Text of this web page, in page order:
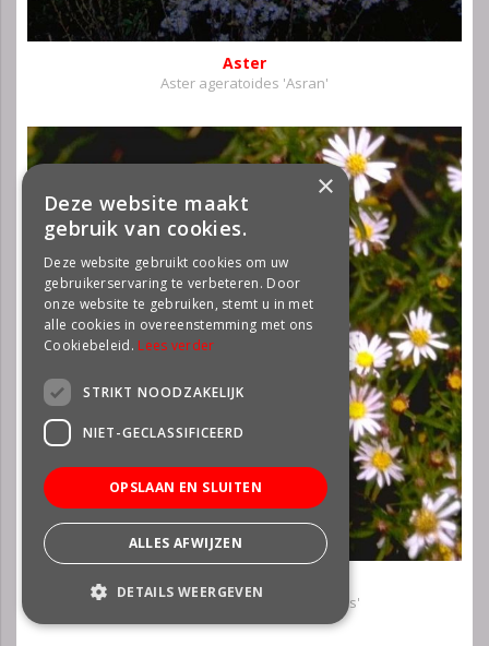
Aster
Aster ageratoides 'Asran'
Aster ageratoides 'Adustus Nanus'
×
Deze website maakt
gebruik van cookies.
Deze website gebruikt cookies om uw
gebruikerservaring te verbeteren. Door
onze website te gebruiken, stemt u in met
alle cookies in overeenstemming met ons
Cookiebeleid. Lees verder
STRIKT NOODZAKELIJK
NIET-GECLASSIFICEERD
OPSLAAN EN SLUITEN
ALLES AFWIJZEN
DETAILS WEERGEVEN